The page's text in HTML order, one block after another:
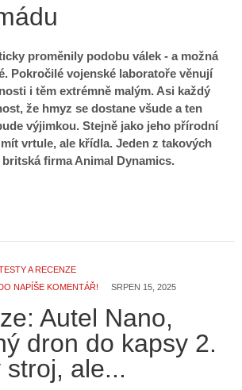
proměnily podobu válek - a možná
Pokročilé vojenské laboratoře věnují
i těm extrémně malým. Asi každý
že hmyz se dostane všude a ten
výjimkou. Stejně jako jeho přírodní
vrtule, ale křídla. Jeden z takových
firma Animal Dynamics.
A RECENZE
NAPÍŠE KOMENTÁŘ!
SRPEN 15, 2025
Autel Nano,
dron do kapsy 2.
stroj, ale...